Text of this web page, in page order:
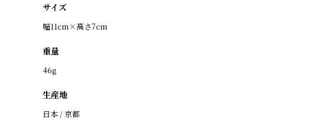
サイズ
幅11cm×高さ7cm
重量
46g
生産地
日本 / 京都